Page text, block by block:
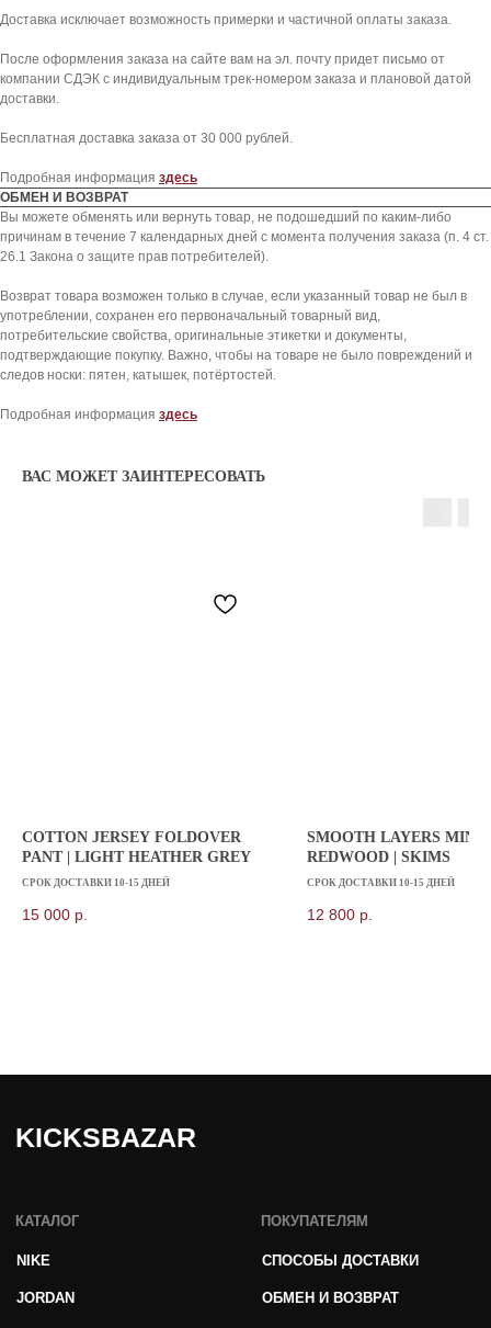
Доставка исключает возможность примерки и частичной оплаты заказа.
После оформления заказа на сайте вам на эл. почту придет письмо от
компании СДЭК с индивидуальным трек-номером заказа и плановой датой
доставки.
Бесплатная доставка заказа от 30 000 рублей.
Подробная информация здесь
ОБМЕН И ВОЗВРАТ
Вы можете обменять или вернуть товар, не подошедший по каким-либо
причинам в течение 7 календарных дней с момента получения заказа (п. 4 ст.
26.1 Закона о защите прав потребителей).
Возврат товара возможен только в случае, если указанный товар не был в
употреблении, сохранен его первоначальный товарный вид,
потребительские свойства, оригинальные этикетки и документы,
подтверждающие покупку. Важно, чтобы на товаре не было повреждений и
следов носки: пятен, катышек, потёртостей.
Подробная информация здесь
ВАС МОЖЕТ ЗАИНТЕРЕСОВАТЬ
COTTON JERSEY FOLDOVER
PANT | LIGHT HEATHER GREY
СРОК ДОСТАВКИ 10-15 ДНЕЙ
15 000 р.
SMOOTH LAYERS MINI
REDWOOD | SKIMS
СРОК ДОСТАВКИ 10-15 ДНЕЙ
12 800 р.
ОБМЕН И ВОЗВРАТ
ОПЛАТА
КОНСЬЕРЖ СЕРВИС
ОТЗЫВЫ КЛИЕНТОВ
БЛОГ
JORDAN
ADIDAS
SKIMS
KHY
ВСЕ БРЕНДЫ
*проект Meta Platforms Inc., деятельность
которой запрещена в РФ
8 909 933 04 70
KICKSBAZAR